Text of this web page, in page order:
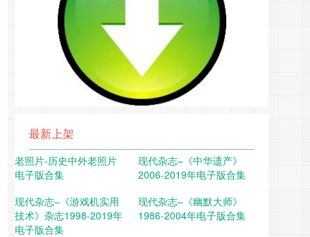
最新上架
老照片-历史中外老照片
电子版合集
现代杂志–《中华遗产》
2006-2019年电子版合集
现代杂志–《游戏机实用
技术》杂志1998-2019年
电子版合集
现代杂志–《幽默大师》
1986-2004年电子版合集